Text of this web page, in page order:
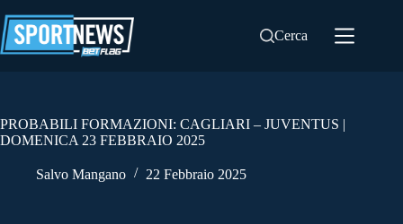
al
contenuto
Cerca
PROBABILI FORMAZIONI: CAGLIARI – JUVENTUS |
DOMENICA 23 FEBBRAIO 2025
Salvo Mangano 22 Febbraio 2025